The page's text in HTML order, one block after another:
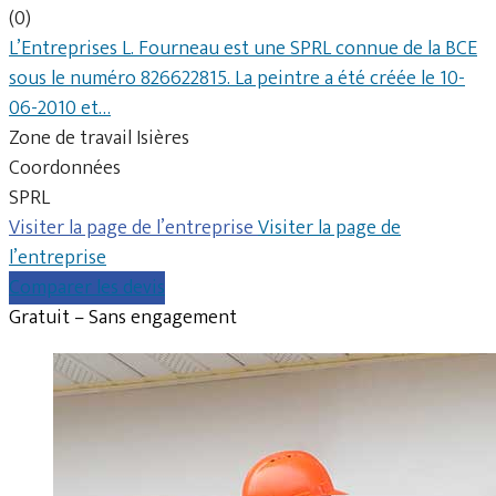
(0)
L’Entreprises L. Fourneau est une SPRL connue de la BCE
sous le numéro 826622815. La peintre a été créée le 10-
06-2010 et…
Zone de travail Isières
Coordonnées
SPRL
Visiter la page de l’entrepriseVisiter la page de
l’entreprise
Comparer les devis
Gratuit – Sans engagement